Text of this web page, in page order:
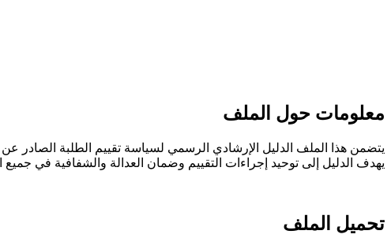
معلومات حول الملف
يتضمن هذا الملف الدليل الإرشادي الرسمي لسياسة تقييم الطلبة الصادر عن وزارة
يهدف الدليل إلى توحيد إجراءات التقييم وضمان العدالة والشفافية في
تحميل الملف